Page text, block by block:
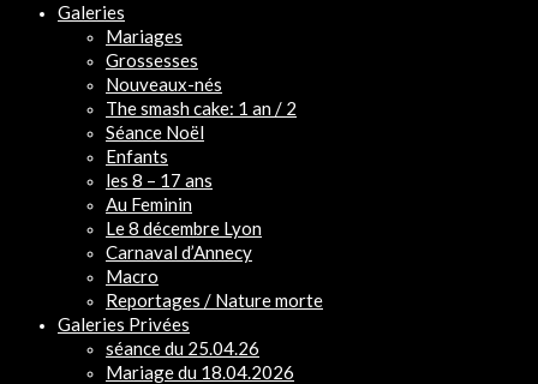
Galeries
Mariages
Grossesses
Nouveaux-nés
The smash cake: 1 an / 2
Séance Noël
Enfants
les 8 – 17 ans
Au Feminin
Le 8 décembre Lyon
Carnaval d’Annecy
Macro
Reportages / Nature morte
Galeries Privées
séance du 25.04.26
Mariage du 18.04.2026